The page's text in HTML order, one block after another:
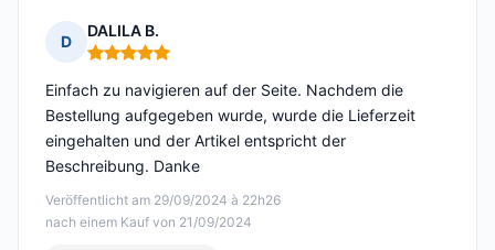
D
DALILA B.
Hinweis: 5 von 5
Veröffentlicht am 29/09/2024 à 22h26
nach einem Kauf von 21/09/2024
Einfach zu navigieren auf der Seite. Nachdem die
Bestellung aufgegeben wurde, wurde die Lieferzeit
eingehalten und der Artikel entspricht der
Beschreibung. Danke